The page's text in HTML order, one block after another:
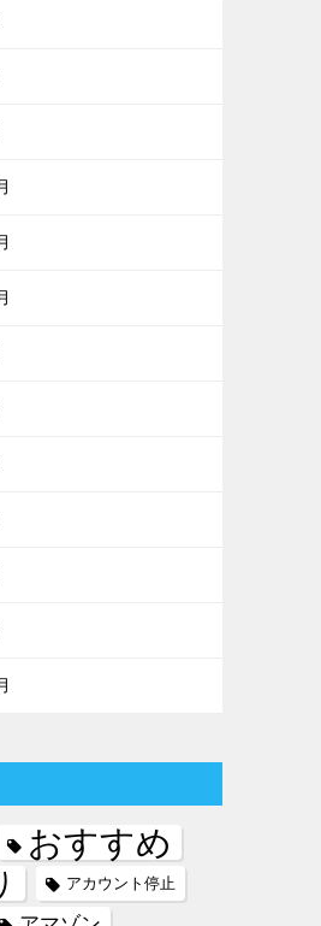
おすすめ
アカウント停止